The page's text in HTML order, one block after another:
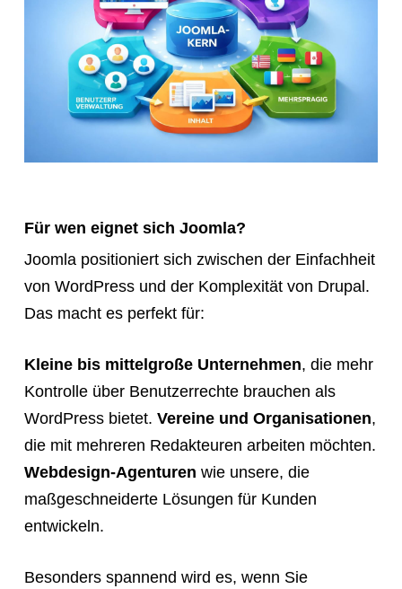
Für wen eignet sich Joomla?
Joomla positioniert sich zwischen der Einfachheit
von WordPress und der Komplexität von Drupal.
Das macht es perfekt für:
Kleine bis mittelgroße Unternehmen, die mehr
Kontrolle über Benutzerrechte brauchen als
WordPress bietet. Vereine und Organisationen,
die mit mehreren Redakteuren arbeiten möchten.
Webdesign-Agenturen wie unsere, die
maßgeschneiderte Lösungen für Kunden
entwickeln.
Besonders spannend wird es, wenn Sie